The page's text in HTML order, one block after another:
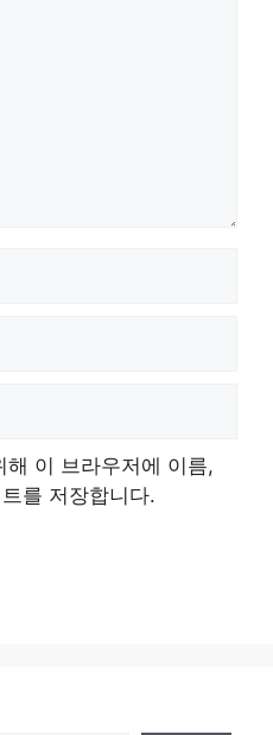
이 브라우저에 이름,
를 저장합니다.